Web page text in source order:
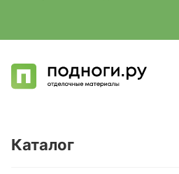
Каталог